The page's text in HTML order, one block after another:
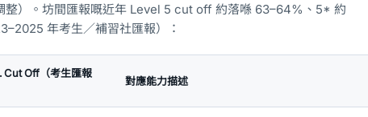
整）。坊間匯報嘅近年 Level 5 cut off 約落喺 63–64%、5* 約
年考生／補習社匯報）：
Cut Off（考生匯報
對應能力描述